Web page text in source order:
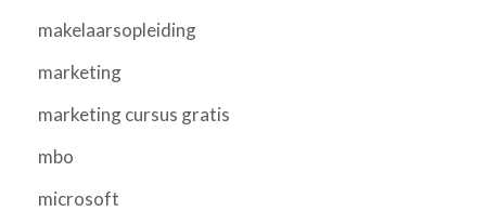
makelaarsopleiding
marketing
marketing cursus gratis
mbo
microsoft